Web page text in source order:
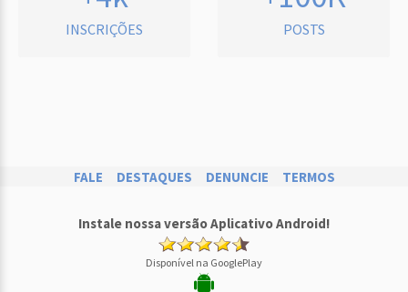
INSCRIÇÕES POSTS
FALE DESTAQUES DENUNCIE TERMOS
Instale nossa versão Aplicativo Android!
Disponível na GooglePlay